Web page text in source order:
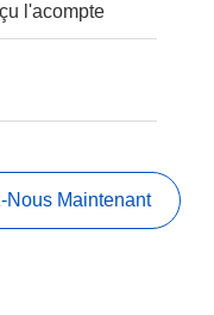
l'acompte
Nous Maintenant